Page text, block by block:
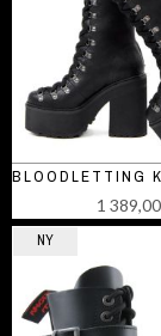
1
NY